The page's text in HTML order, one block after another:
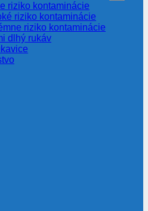
riziko kontaminácie
riziko kontaminácie
riziko kontaminácie
dlhý rukáv